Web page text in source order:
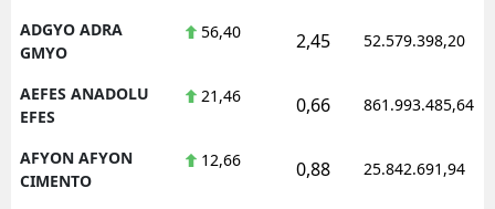
ADGYO ADRA
GMYO
56,40 2,45 52.579.398,20
AEFES ANADOLU
EFES
21,46 0,66 861.993.485,64
AFYON AFYON
CIMENTO
12,66 0,88 25.842.691,94